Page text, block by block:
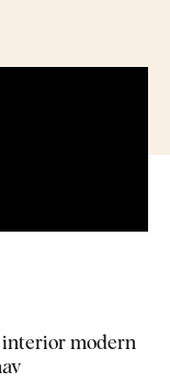
interior modern